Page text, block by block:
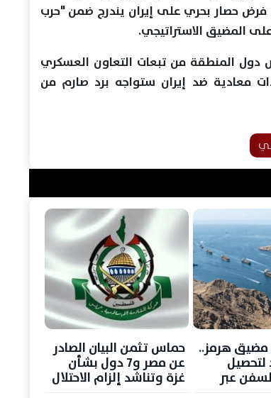
حصار بحري على إيران يندرج ضمن "حرب
المضيق الاستراتيجي.
دول المنطقة من تبعات التعاون العسكري
معادية ضد إيران ستواجه برد صارم من
هرمز..
لتحصيل
عبر
حماس تثمن البيان الصادر
عن مصر و7 دول بشأن
غزة وتناشد إلزام الاحتلال